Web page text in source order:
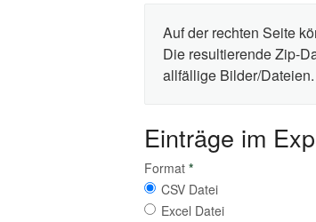
Auf der rechten Seite
Die resultierende Zip-
allfällige Bilder/Dateien.
Einträge im
Format *
CSV Datei
Excel Datei